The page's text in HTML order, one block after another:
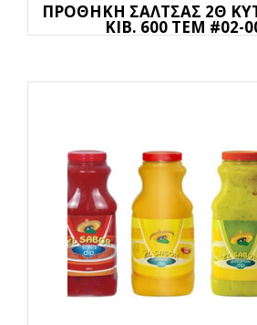
ΠΡΟΘΗΚΗ ΣΑΛΤΣΑΣ 2Θ
KIB. 600 ΤΕΜ #02-